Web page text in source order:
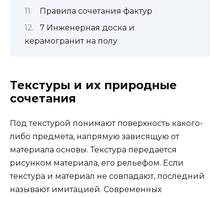
Правила сочетания фактур
7 Инженерная доска и
керамогранит на полу
Текстуры и их природные
сочетания
Под текстурой понимают поверхность какого-
либо предмета, напрямую зависящую от
материала основы. Текстура передается
рисунком материала, его рельефом. Если
текстура и материал не совпадают, последний
называют имитацией. Современных